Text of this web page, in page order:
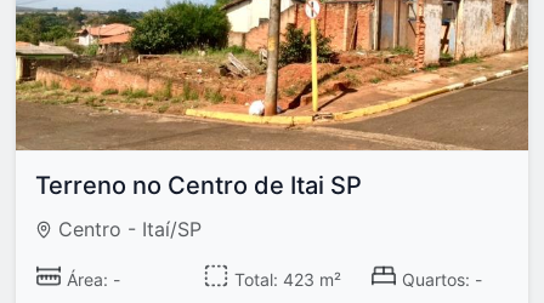
Terreno no Centro de Itai SP
Centro - Itaí/SP
Área: - Total: 423 m²
Quartos: -